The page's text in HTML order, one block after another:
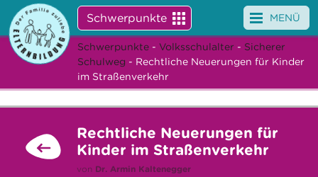
Schwerpunkte
Angebote
Veranstaltungen
Service
MENÜ
Schwerpunkte - Volksschulalter - Sicherer
Schulweg - Rechtliche Neuerungen für Kinder
im Straßenverkehr
Rechtliche Neuerungen für
Kinder im Straßenverkehr
von Dr. Armin Kaltenegger